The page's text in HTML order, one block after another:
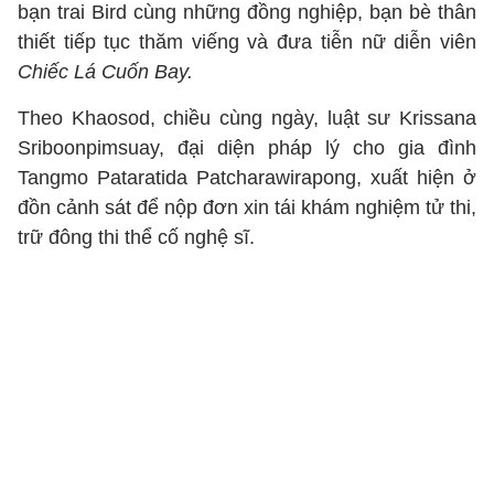
bạn trai Bird cùng những đồng nghiệp, bạn bè thân
thiết tiếp tục thăm viếng và đưa tiễn nữ diễn viên
Chiếc Lá Cuốn Bay.
Theo Khaosod, chiều cùng ngày, luật sư Krissana
Sriboonpimsuay, đại diện pháp lý cho gia đình
Tangmo Pataratida Patcharawirapong, xuất hiện ở
đồn cảnh sát để nộp đơn xin tái khám nghiệm tử thi,
trữ đông thi thể cố nghệ sĩ.